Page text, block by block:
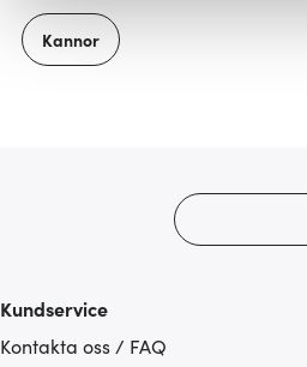
ska anpassas efter det som vi
gör också att vi kan analysera
Kannor
Kundservice
Kontakta oss / FAQ